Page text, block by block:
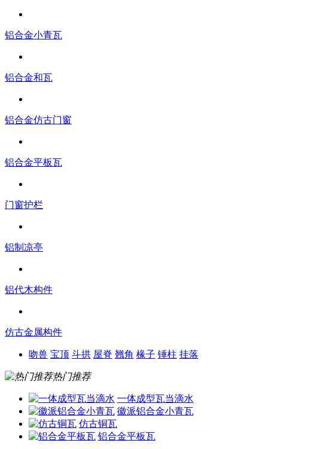
铝合金小青瓦
铝合金和瓦
铝合金仿古门窗
铝合金平板瓦
门窗护栏
铝制凉亭
铝代木构件
仿古金属构件
吻兽 宝顶 斗拱 屋脊 翘角 椽子 锤柱 挂落
热门推荐
一体成型瓦当滴水
徽派铝合金小青瓦
仿古铜瓦
铝合金平板瓦